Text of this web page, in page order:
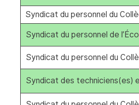
Syndicat du personnel du
Syndicat du personnel de
Syndicat du personnel du
Syndicat des techniciens(es)